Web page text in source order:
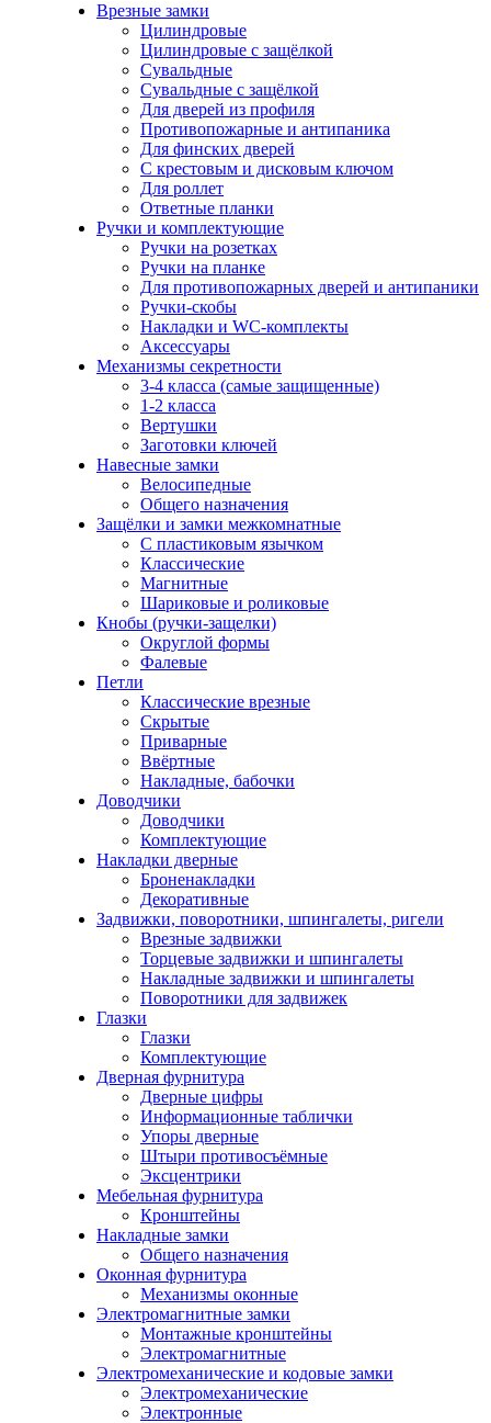
Врезные замки
Цилиндровые
Цилиндровые с защёлкой
Сувальдные
Сувальдные с защёлкой
Для дверей из профиля
Противопожарные и антипаника
Для финских дверей
С крестовым и дисковым ключом
Для роллет
Ответные планки
Ручки и комплектующие
Ручки на розетках
Ручки на планке
Для противопожарных дверей и антипаники
Ручки-скобы
Накладки и WC-комплекты
Аксессуары
Механизмы секретности
3-4 класса (самые защищенные)
1-2 класса
Вертушки
Заготовки ключей
Навесные замки
Велосипедные
Общего назначения
Защёлки и замки межкомнатные
С пластиковым язычком
Классические
Магнитные
Шариковые и роликовые
Кнобы (ручки-защелки)
Округлой формы
Фалевые
Петли
Классические врезные
Скрытые
Приварные
Ввёртные
Накладные, бабочки
Доводчики
Доводчики
Комплектующие
Накладки дверные
Броненакладки
Декоративные
Задвижки, поворотники, шпингалеты, ригели
Врезные задвижки
Торцевые задвижки и шпингалеты
Накладные задвижки и шпингалеты
Поворотники для задвижек
Глазки
Глазки
Комплектующие
Дверная фурнитура
Дверные цифры
Информационные таблички
Упоры дверные
Штыри противосъёмные
Эксцентрики
Мебельная фурнитура
Кронштейны
Накладные замки
Общего назначения
Оконная фурнитура
Механизмы оконные
Электромагнитные замки
Монтажные кронштейны
Электромагнитные
Электромеханические и кодовые замки
Электромеханические
Электронные